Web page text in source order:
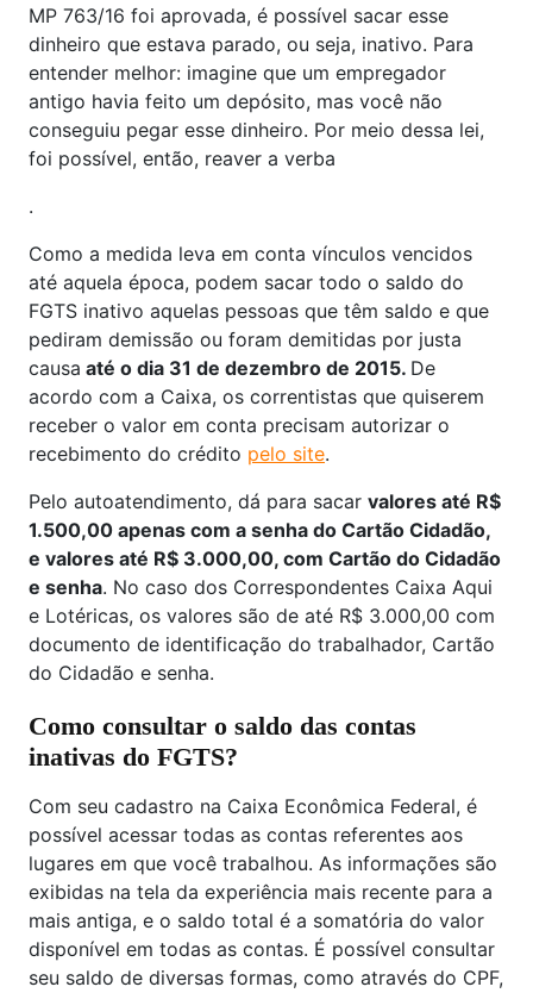
MP 763/16 foi aprovada, é possível sacar esse
dinheiro que estava parado, ou seja, inativo. Para
entender melhor: imagine que um empregador
antigo havia feito um depósito, mas você não
conseguiu pegar esse dinheiro. Por meio dessa lei,
foi possível, então, reaver a verba
.
Como a medida leva em conta vínculos vencidos
até aquela época, podem sacar todo o saldo do
FGTS inativo aquelas pessoas que têm saldo e que
pediram demissão ou foram demitidas por justa
causa até o dia 31 de dezembro de 2015. De
acordo com a Caixa, os correntistas que quiserem
receber o valor em conta precisam autorizar o
recebimento do crédito pelo site.
Pelo autoatendimento, dá para sacar valores até R$
1.500,00 apenas com a senha do Cartão Cidadão,
e valores até R$ 3.000,00, com Cartão do Cidadão
e senha. No caso dos Correspondentes Caixa Aqui
e Lotéricas, os valores são de até R$ 3.000,00 com
documento de identificação do trabalhador, Cartão
do Cidadão e senha.
Como consultar o saldo das contas
inativas do FGTS?
Com seu cadastro na Caixa Econômica Federal, é
possível acessar todas as contas referentes aos
lugares em que você trabalhou. As informações são
exibidas na tela da experiência mais recente para a
mais antiga, e o saldo total é a somatória do valor
disponível em todas as contas. É possível consultar
seu saldo de diversas formas, como através do CPF,